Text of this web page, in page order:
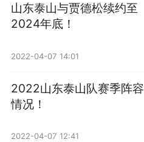
山东泰山与贾德松续约至
2024年底！
2022-04-07 14:01
2022山东泰山队赛季阵容
情况！
2022-04-07 12:41